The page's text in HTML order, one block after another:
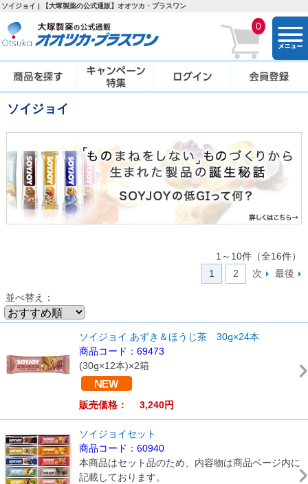
ソイジョイ | 【大塚製薬の公式通販】オオツカ・プラスワン
0
ソイジョイ
1～10件（全16件）
1
2 次 最後
並べ替え：
ソイジョイ あずき＆ほうじ茶 30g×24本
商品コード：69473
(30g×12本)×2箱
販売価格： 3,240円
ソイジョイセット
商品コード：60940
本商品はセット品のため、内容物は商品ページ内に
記載しております。